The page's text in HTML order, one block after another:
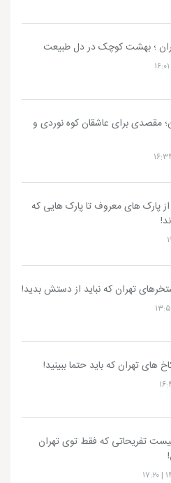
؛ بهشت کوچک در دل طبیعت
مقصدی برای عاشقان کوه‌ نوردی و
پارک های معروف تا پارک هایی که
تفریحاتی که فقط توی تهران